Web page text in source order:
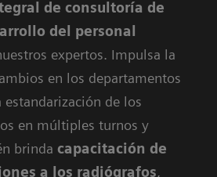
de consultoría de
del personal
expertos. Impulsa la
en los departamentos
de los
en múltiples turnos y
brinda capacitación de
a los radiógrafos,